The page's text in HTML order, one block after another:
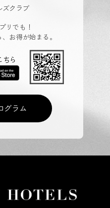
ズクラブ
リでも！
お得が始まる。
グラム
ら